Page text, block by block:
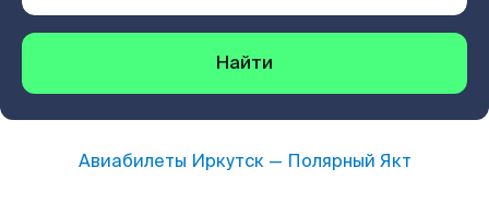
Найти
Авиабилеты Иркутск— Полярный Якт